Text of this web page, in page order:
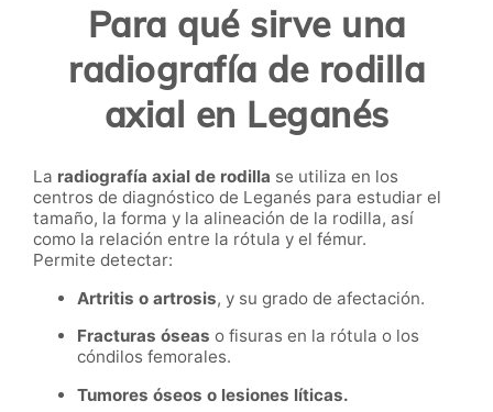
Para qué sirve una
radiografía de rodilla
axial en Leganés
La radiografía axial de rodilla se utiliza en los
centros de diagnóstico de Leganés para estudiar el
tamaño, la forma y la alineación de la rodilla, así
como la relación entre la rótula y el fémur.
Permite detectar:
Artritis o artrosis, y su grado de afectación.
Fracturas óseas o fisuras en la rótula o los
cóndilos femorales.
Tumores óseos o lesiones líticas.